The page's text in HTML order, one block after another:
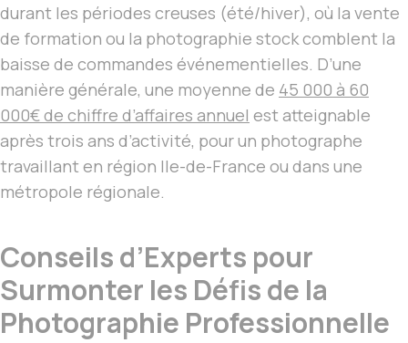
durant les périodes creuses (été/hiver), où la vente
de formation ou la photographie stock comblent la
baisse de commandes événementielles. D’une
manière générale, une moyenne de 45 000 à 60
000€ de chiffre d’affaires annuel est atteignable
après trois ans d’activité, pour un photographe
travaillant en région Ile-de-France ou dans une
métropole régionale.
Conseils d’Experts pour
Surmonter les Défis de la
Photographie Professionnelle